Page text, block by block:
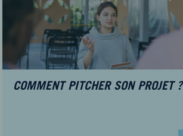
COMMENT PITCHER SON PROJET ?